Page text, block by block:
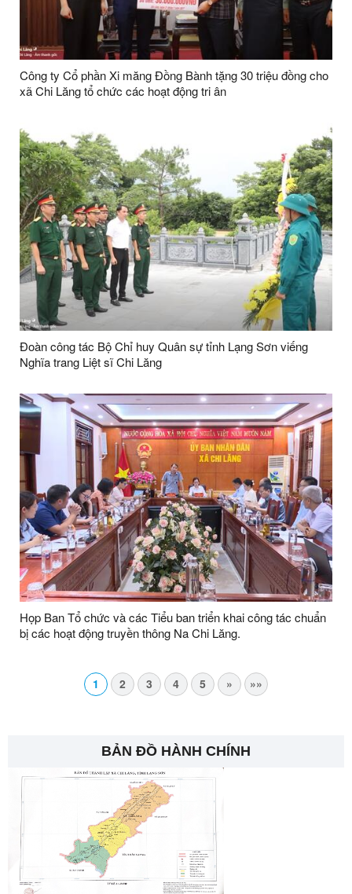
Công ty Cổ phần Xi măng Đồng Bành tặng 30 triệu đồng cho
xã Chi Lăng tổ chức các hoạt động tri ân
Đoàn công tác Bộ Chỉ huy Quân sự tỉnh Lạng Sơn viếng
Nghĩa trang Liệt sĩ Chi Lăng
Họp Ban Tổ chức và các Tiểu ban triển khai công tác chuẩn
bị các hoạt động truyền thông Na Chi Lăng.
1 2 3 4 5 » »»
BẢN ĐỒ HÀNH CHÍNH